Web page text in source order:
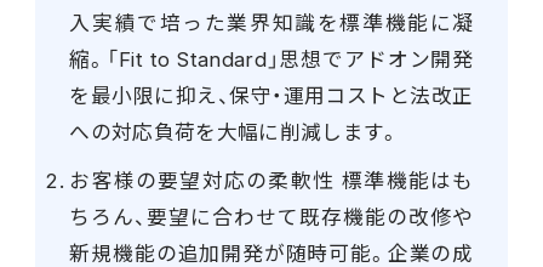
入実績で培った業界知識を標準機能に凝
縮。「Fit to Standard」思想でアドオン開発
を最小限に抑え、保守・運用コストと法改正
への対応負荷を大幅に削減します。
お客様の要望対応の柔軟性 標準機能はも
ちろん、要望に合わせて既存機能の改修や
新規機能の追加開発が随時可能。企業の成